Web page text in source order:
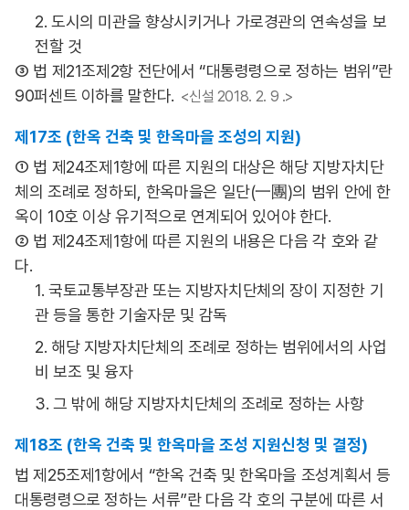
2. 도시의 미관을 향상시키거나 가로경관의 연속성을 보
전할 것
③ 법 제21조제2항 전단에서 “대통령령으로 정하는 범위”란
90퍼센트 이하를 말한다. <신설 2018. 2. 9 .>
제17조 (한옥 건축 및 한옥마을 조성의 지원)
① 법 제24조제1항에 따른 지원의 대상은 해당 지방자치단
체의 조례로 정하되, 한옥마을은 일단(一團)의 범위 안에 한
옥이 10호 이상 유기적으로 연계되어 있어야 한다.
② 법 제24조제1항에 따른 지원의 내용은 다음 각 호와 같
다.
1. 국토교통부장관 또는 지방자치단체의 장이 지정한 기
관 등을 통한 기술자문 및 감독
2. 해당 지방자치단체의 조례로 정하는 범위에서의 사업
비 보조 및 융자
3. 그 밖에 해당 지방자치단체의 조례로 정하는 사항
제18조 (한옥 건축 및 한옥마을 조성 지원신청 및 결정)
법 제25조제1항에서 “한옥 건축 및 한옥마을 조성계획서 등
대통령령으로 정하는 서류”란 다음 각 호의 구분에 따른 서